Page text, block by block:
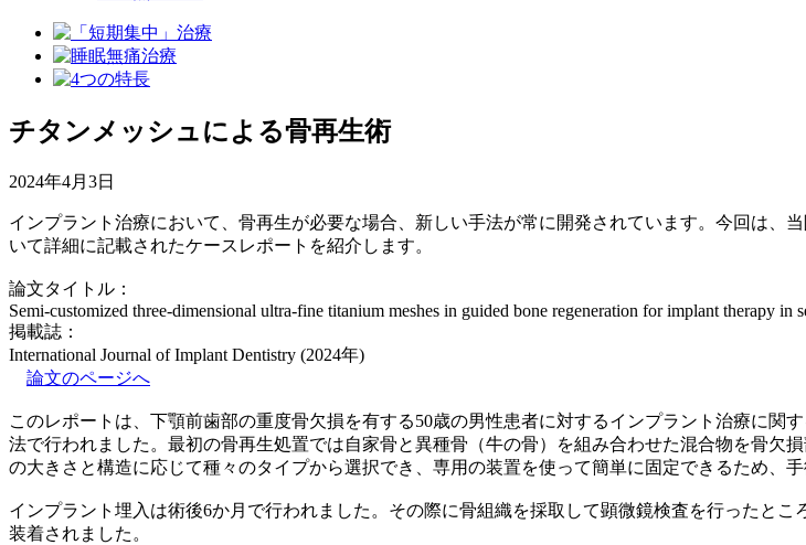
チタンメッシュによる骨再生術
2024年4月3日
インプラント治療において、骨再生が必要な場合、新しい手法が常に開発されています。今回は、
いて詳細に記載されたケースレポートを紹介します。
論文タイトル：
Semi-customized three-dimensional ultra-fine titanium meshes in guided bone regeneration for implant therapy in
掲載誌：
International Journal of Implant Dentistry (2024年)
論文のページへ
このレポートは、下顎前歯部の重度骨欠損を有する50歳の男性患者に対するインプラント治療に
法で行われました。最初の骨再生処置では自家骨と異種骨（牛の骨）を組み合わせた混合物を骨欠
の大きさと構造に応じて種々のタイプから選択でき、専用の装置を使って簡単に固定できるため、
インプラント埋入は術後6か月で行われました。その際に骨組織を採取して顕微鏡検査を行ったと
装着されました。